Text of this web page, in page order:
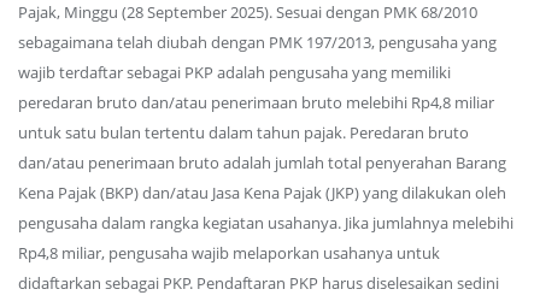
Pajak, Minggu (28 September 2025). Sesuai dengan PMK 68/2010
sebagaimana telah diubah dengan PMK 197/2013, pengusaha yang
wajib terdaftar sebagai PKP adalah pengusaha yang memiliki
peredaran bruto dan/atau penerimaan bruto melebihi Rp4,8 miliar
untuk satu bulan tertentu dalam tahun pajak. Peredaran bruto
dan/atau penerimaan bruto adalah jumlah total penyerahan Barang
Kena Pajak (BKP) dan/atau Jasa Kena Pajak (JKP) yang dilakukan oleh
pengusaha dalam rangka kegiatan usahanya. Jika jumlahnya melebihi
Rp4,8 miliar, pengusaha wajib melaporkan usahanya untuk
didaftarkan sebagai PKP. Pendaftaran PKP harus diselesaikan sedini